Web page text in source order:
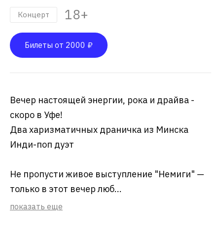
Концерт 18+
Билеты от 2000 ₽
Вечер настоящей энергии, рока и драйва -
скоро в Уфе!
Два харизматичных драничка из Минска
Инди-поп дуэт
Не пропусти живое выступление "Немиги" —
только в этот вечер люб...
показать еще